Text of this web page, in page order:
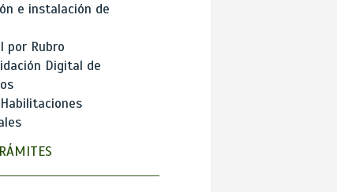
e instalación de
por Rubro
Digital de